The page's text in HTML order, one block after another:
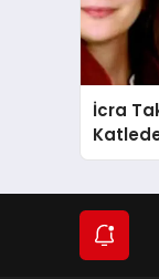
İcra
Belli